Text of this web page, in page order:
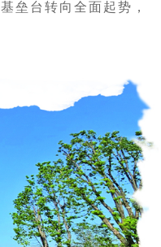
台转向全面起势，